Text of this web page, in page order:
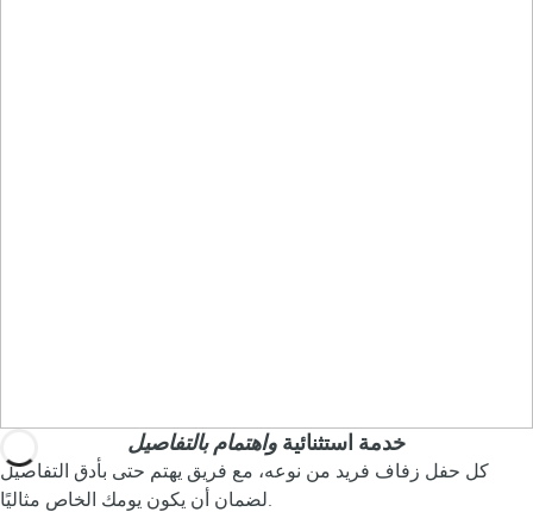
خدمة استثنائية واهتمام بالتفاصيل
كل حفل زفاف فريد من نوعه، مع فريق يهتم حتى بأدق التفاصيل
لضمان أن يكون يومك الخاص مثاليًا.